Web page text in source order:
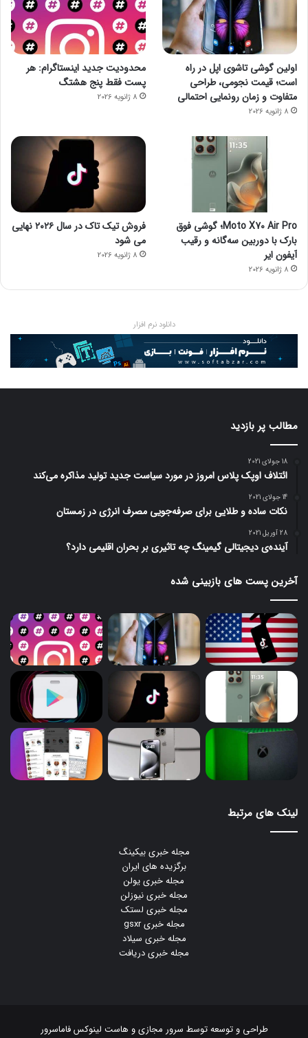
اولین گوشی تاشوی اپل در راه
است؛ قیمت نجومی، طراحی
متفاوت و زمان رونمایی احتمالی
8 ژانویه 2026
محدودیت جدید اینستاگرام: هر
پست فقط پنج هشتگ
8 ژانویه 2026
Moto X70 Air Pro؛ گوشی فوق
بارک با دوربین سه‌گانه و رقیب
آیفون ایر
8 ژانویه 2026
فروش تیک تاک در سال ۲۰۲۶ نهایی
می شود
8 ژانویه 2026
دانلود نرم افزار
مطالب پر بازدید
18 جولای 2021
ائتلاف اوپک پلاس امروز در مورد سیاست جدید تولید مذاکره می‌کند
14 جولای 2021
نکات ساده و طلایی برای صرفه‌جویی مصرف انرژی در زمستان
28 آوریل 2021
آینده‌ی دیجیتالی گیمینگ چه تاثیری بر بحران اقلیمی دارد؟
آخرین پست های بازبینی شده
لینک های مرتبط
مجله خبری بیکینگ
برگزیده های ایران
مجله خبری یولن
مجله خبری نیوزلن
مجله خبری لستک
مجله خبری gsxr
مجله خبری سیلاد
مجله خبری دریافت
طراحی و توسعه توسط سرور مجازیو هاست لینوکسفاماسرور